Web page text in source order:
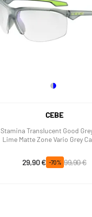
CEBE
Stamina Translucent Good
Lime Matte Zone Vario Grey
Prix spécial
29,90 € -70%
Prix normal
99,90 €